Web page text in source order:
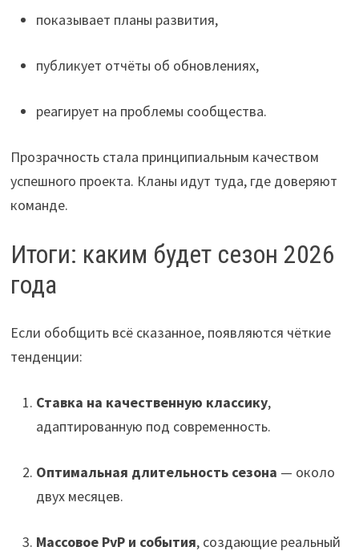
показывает планы развития,
публикует отчёты об обновлениях,
реагирует на проблемы сообщества.
Прозрачность стала принципиальным качеством
успешного проекта. Кланы идут туда, где доверяют
команде.
Итоги: каким будет сезон 2026
года
Если обобщить всё сказанное, появляются чёткие
тенденции:
Ставка на качественную классику,
адаптированную под современность.
Оптимальная длительность сезона — около
двух месяцев.
Массовое PvP и события, создающие реальный